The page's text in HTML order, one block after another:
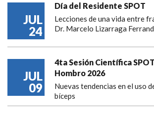
JUL
24
Día del Residente SPOT
Lecciones de una vida entre
Dr. Marcelo Lizarraga Ferrand
JUL
09
4ta Sesión Científica
Hombro 2026
Nuevas tendencias en el uso
bíceps